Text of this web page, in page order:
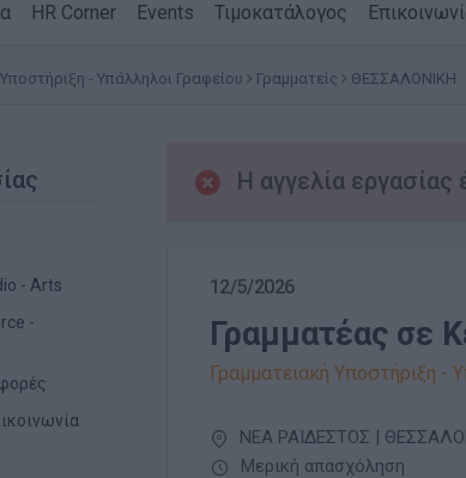
HR Corner Events Τιμοκατάλογος
- Υπάλληλοι Γραφείου Γραμματείς ΘΕΣΣΑΛΟΝΙΚΗ
- Arts
-
Η αγγελία εργασίας
12/5/2026
Γραμματέας σε
Γραμματειακή Υποστήριξη -
ΝΕΑ ΡΑΙΔΕΣΤΟΣ |
Μερική απασχόληση